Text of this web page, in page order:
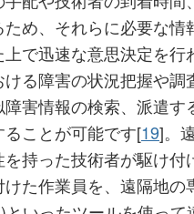
ため、それらに必要な
上で迅速な意思決定を
ける障害の状況把握や
障害情報の検索、派遣
ることが可能です[19]。
を持った技術者が駆け
けた作業員を、遠隔地